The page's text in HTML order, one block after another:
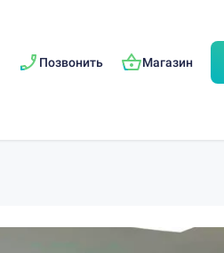
Позвонить Магазин